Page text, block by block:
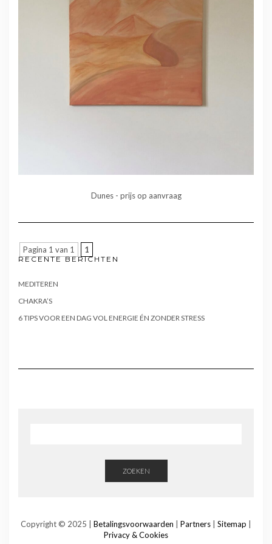
Dunes - prijs op aanvraag
Pagina 1 van 1 1
RECENTE BERICHTEN
MEDITEREN
CHAKRA’S
6 TIPS VOOR EEN DAG VOL ENERGIE ÉN ZONDER STRESS
ZOEKEN
Copyright © 2025 | Betalingsvoorwaarden Partners Sitemap
Privacy & Cookies